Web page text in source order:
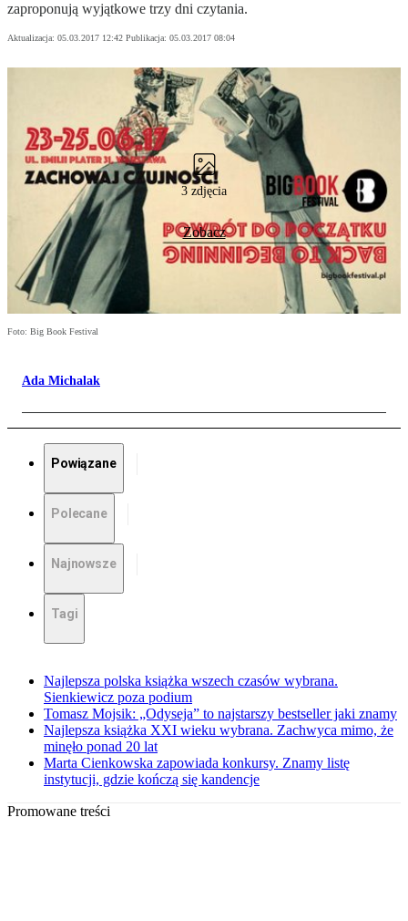
zaproponują wyjątkowe trzy dni czytania.
Aktualizacja: 05.03.2017 12:42 Publikacja: 05.03.2017 08:04
3 zdjęcia
Zobacz
Foto: Big Book Festival
Ada Michalak
Powiązane
Polecane
Najnowsze
Tagi
Najlepsza polska książka wszech czasów wybrana.
Sienkiewicz poza podium
Tomasz Mojsik: „Odyseja” to najstarszy bestseller jaki znamy
Najlepsza książka XXI wieku wybrana. Zachwyca mimo, że
minęło ponad 20 lat
Marta Cienkowska zapowiada konkursy. Znamy listę
instytucji, gdzie kończą się kandencje
Promowane treści